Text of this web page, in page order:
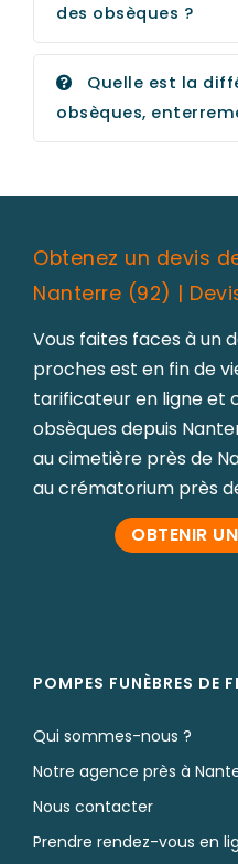
des obsèques ?
Quelle est la
obsèques,
Obtenez un devis
Nanterre (92) |
Vous faites faces à un
proches est en fin de
tarificateur en ligne et
obsèques depuis
au cimetière près de
au crématorium près
OBTENIR
POMPES FUNÈBRES DE
Qui sommes-nous ?
Notre agence près à
Nous contacter
Prendre rendez-vous en